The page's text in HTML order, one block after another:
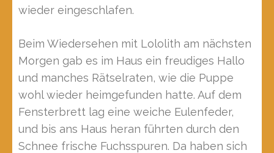
wieder eingeschlafen.
Beim Wiedersehen mit Lololith am nächsten
Morgen gab es im Haus ein freudiges Hallo
und manches Rätselraten, wie die Puppe
wohl wieder heimgefunden hatte. Auf dem
Fensterbrett lag eine weiche Eulenfeder,
und bis ans Haus heran führten durch den
Schnee frische Fuchsspuren. Da haben sich